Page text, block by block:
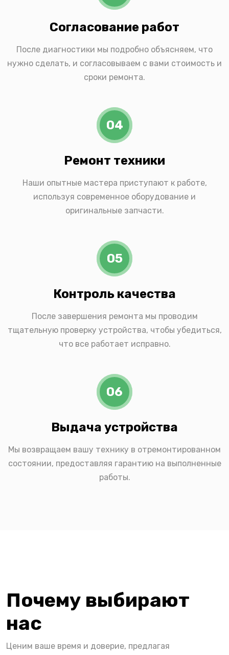
Согласование работ
После диагностики мы подробно объясняем, что
нужно сделать, и согласовываем с вами стоимость и
сроки ремонта.
04
Ремонт техники
Наши опытные мастера приступают к работе,
используя современное оборудование и
оригинальные запчасти.
05
Контроль качества
После завершения ремонта мы проводим
тщательную проверку устройства, чтобы убедиться,
что все работает исправно.
06
Выдача устройства
Мы возвращаем вашу технику в отремонтированном
состоянии, предоставляя гарантию на выполненные
работы.
Почему выбирают
нас
Ценим ваше время и доверие, предлагая